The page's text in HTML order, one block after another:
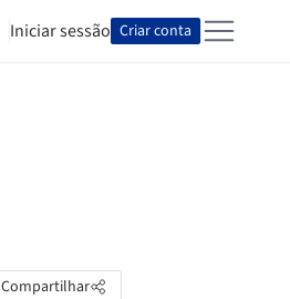
Iniciar sessão Criar conta
Compartilhar